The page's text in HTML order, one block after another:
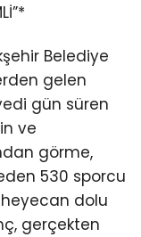
Belediye
gelen
gün süren
ve
görme,
530 sporcu
dolu
gerçekten